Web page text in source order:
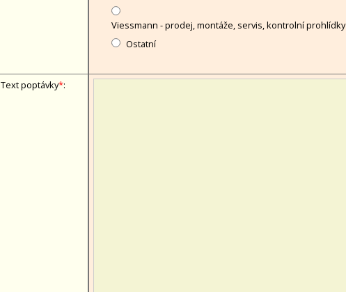
Viessmann - prodej, montáže, servis, kontrolní prohlídky
Ostatní
Text poptávky*: